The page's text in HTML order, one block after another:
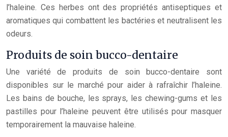
l’haleine. Ces herbes ont des propriétés antiseptiques et
aromatiques qui combattent les bactéries et neutralisent les
odeurs.
Produits de soin bucco-dentaire
Une variété de produits de soin bucco-dentaire sont
disponibles sur le marché pour aider à rafraîchir l’haleine.
Les bains de bouche, les sprays, les chewing-gums et les
pastilles pour l’haleine peuvent être utilisés pour masquer
temporairement la mauvaise haleine.